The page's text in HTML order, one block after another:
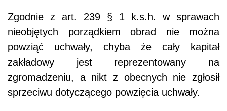
Zgodnie z art. 239 § 1 k.s.h. w sprawach
nieobjętych porządkiem obrad nie można
powziąć uchwały, chyba że cały kapitał
zakładowy jest reprezentowany na
zgromadzeniu, a nikt z obecnych nie zgłosił
sprzeciwu dotyczącego powzięcia uchwały.